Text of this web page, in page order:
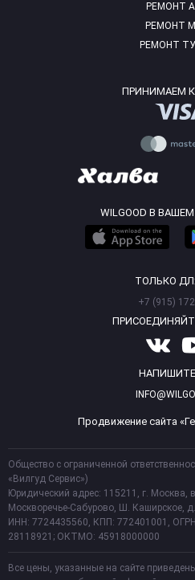
РЕМОНТ
РЕМОНТ
РЕМОНТ
ПРИНИМАЕМ
WILGOOD В
ТОЛЬКО
+7 (915)
Продвижение сайта
Общество с ограниченной
«Вилгуд Сервис»)
Юридический адрес: 115211, г. Москва,
Москворечье-Сабурово, Ш. Каширское,
ИНН: 7724435560, КПП: 772401001,
28118921; ОКТМО: 45918000000
Все цены, указанные на сайте